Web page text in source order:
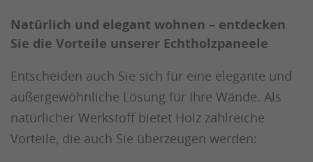
Natürlich und elegant wohnen – entdecken
Sie die Vorteile unserer Echtholzpaneele
Entscheiden auch Sie sich für eine elegante und
außergewöhnliche Lösung für Ihre Wände. Als
natürlicher Werkstoff bietet Holz zahlreiche
Vorteile, die auch Sie überzeugen werden: